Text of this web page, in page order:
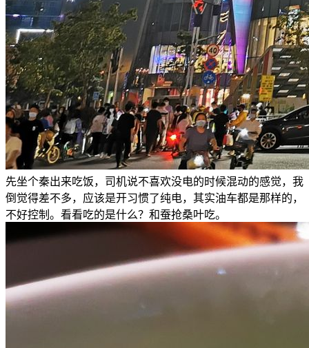
先坐个秦出来吃饭，司机说不喜欢没电的时候混动的感觉，我
倒觉得差不多，应该是开习惯了纯电，其实油车都是那样的，
不好控制。看看吃的是什么？和蚕抢桑叶吃。